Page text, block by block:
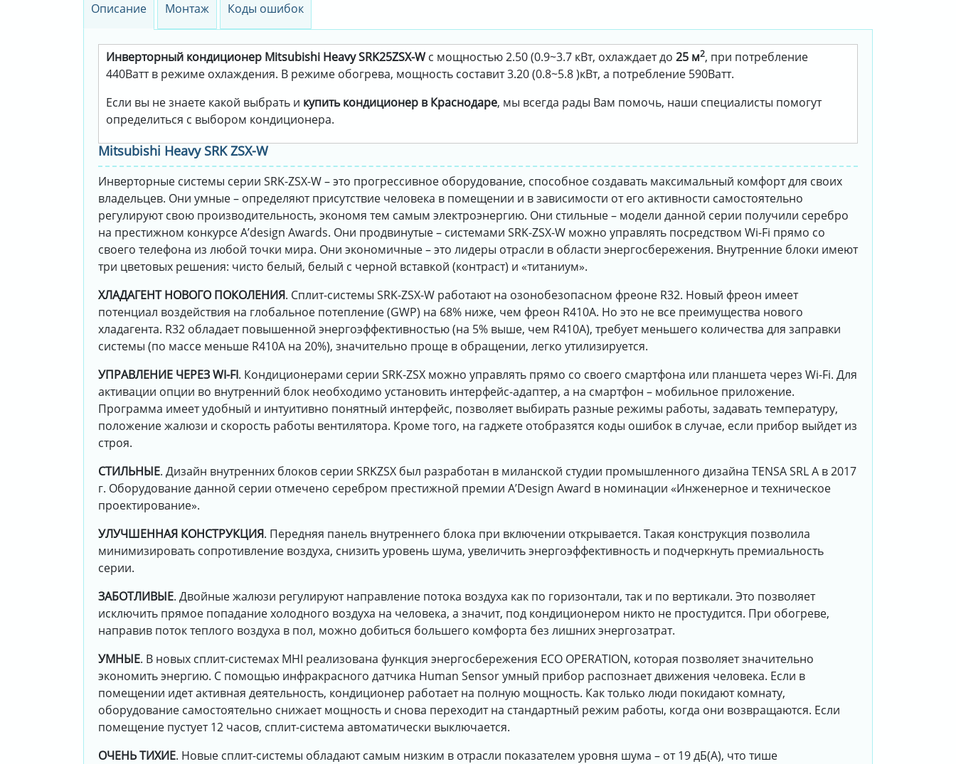
Описание Монтаж Коды ошибок
Инверторный кондиционер Mitsubishi Heavy SRK25ZSX-Wс мощностью 2.50 (0.9~3.7 кВт, охлаждает до 25 м2, при потребление
440Ватт в режиме охлаждения. В режиме обогрева, мощность составит 3.20 (0.8~5.8 )кВт, а потребление 590Ватт.
Если вы не знаете какой выбрать и купить кондиционер в Краснодаре, мы всегда рады Вам помочь, наши специалисты помогут
определиться с выбором кондиционера.
Mitsubishi Heavy SRK ZSX-W
Инверторные системы серии SRK-ZSX-W – это прогрессивное оборудование, способное создавать максимальный комфорт для своих
владельцев. Они умные – определяют присутствие человека в помещении и в зависимости от его активности самостоятельно
регулируют свою производительность, экономя тем самым электроэнергию. Они стильные – модели данной серии получили серебро
на престижном конкурсе A’design Awards. Они продвинутые – системами SRK-ZSX-W можно управлять посредством Wi-Fi прямо со
своего телефона из любой точки мира. Они экономичные – это лидеры отрасли в области энергосбережения. Внутренние блоки имеют
три цветовых решения: чисто белый, белый с черной вставкой (контраст) и «титаниум».
ХЛАДАГЕНТ НОВОГО ПОКОЛЕНИЯ. Сплит-системы SRK-ZSX-W работают на озонобезопасном фреоне R32. Новый фреон имеет
потенциал воздействия на глобальное потепление (GWP) на 68% ниже, чем фреон R410A. Но это не все преимущества нового
хладагента. R32 обладает повышенной энергоэффективностью (на 5% выше, чем R410A), требует меньшего количества для заправки
системы (по массе меньше R410A на 20%), значительно проще в обращении, легко утилизируется.
УПРАВЛЕНИЕ ЧЕРЕЗ WI-FI. Кондиционерами серии SRK-ZSX можно управлять прямо со своего смартфона или планшета через Wi-Fi. Для
активации опции во внутренний блок необходимо установить интерфейс-адаптер, а на смартфон – мобильное приложение.
Программа имеет удобный и интуитивно понятный интерфейс, позволяет выбирать разные режимы работы, задавать температуру,
положение жалюзи и скорость работы вентилятора. Кроме того, на гаджете отобразятся коды ошибок в случае, если прибор выйдет из
строя.
СТИЛЬНЫЕ. Дизайн внутренних блоков серии SRKZSX был разработан в миланской студии промышленного дизайна TENSA SRL А в 2017
г. Оборудование данной серии отмечено серебром престижной премии A’Design Award в номинации «Инженерное и техническое
проектирование».
УЛУЧШЕННАЯ КОНСТРУКЦИЯ. Передняя панель внутреннего блока при включении открывается. Такая конструкция позволила
минимизировать сопротивление воздуха, снизить уровень шума, увеличить энергоэффективность и подчеркнуть премиальность
серии.
ЗАБОТЛИВЫЕ. Двойные жалюзи регулируют направление потока воздуха как по горизонтали, так и по вертикали. Это позволяет
исключить прямое попадание холодного воздуха на человека, а значит, под кондиционером никто не простудится. При обогреве,
направив поток теплого воздуха в пол, можно добиться большего комфорта без лишних энергозатрат.
УМНЫЕ. В новых сплит-системах MHI реализована функция энергосбережения ECO OPERATION, которая позволяет значительно
экономить энергию. С помощью инфракрасного датчика Human Sensor умный прибор распознает движения человека. Если в
помещении идет активная деятельность, кондиционер работает на полную мощность. Как только люди покидают комнату,
оборудование самостоятельно снижает мощность и снова переходит на стандартный режим работы, когда они возвращаются. Если
помещение пустует 12 часов, сплит-система автоматически выключается.
ОЧЕНЬ ТИХИЕ. Новые сплит-системы обладают самым низким в отрасли показателем уровня шума – от 19 дБ(А), что тише